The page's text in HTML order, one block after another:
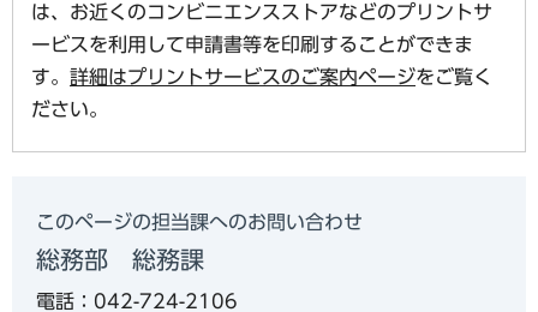
は、お近くのコンビニエンスストアなどのプリントサ
ービスを利用して申請書等を印刷することができま
す。 詳細はプリントサービスのご案内ページをご覧く
ださい。
このページの担当課へのお問い合わせ
総務部 総務課
電話：042-724-2106